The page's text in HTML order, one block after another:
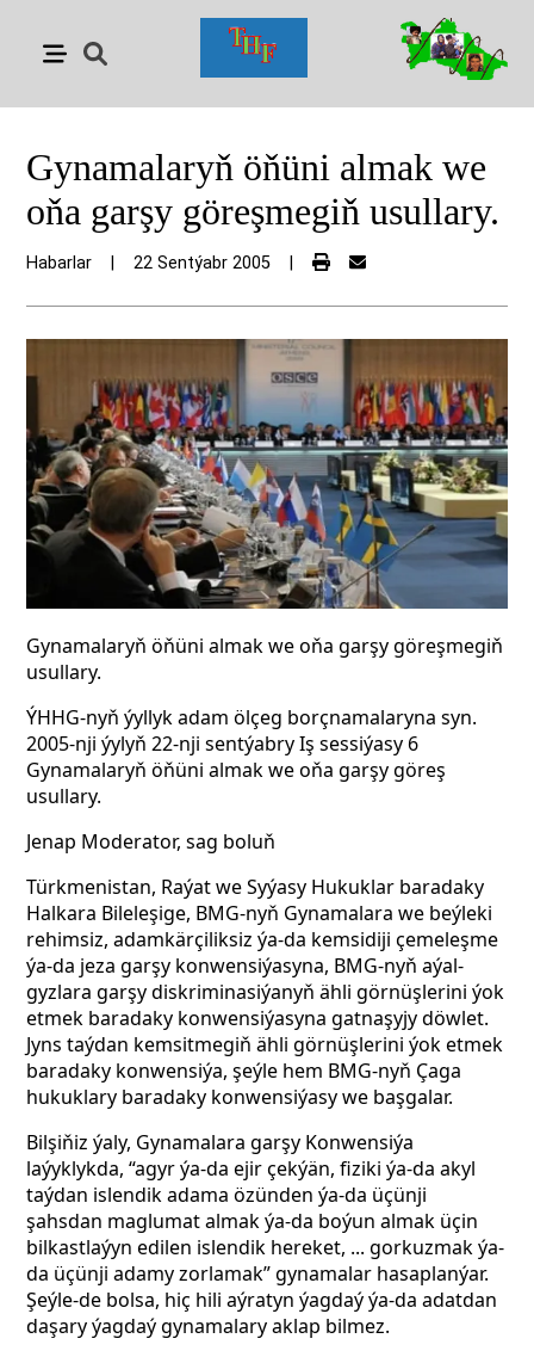
Gynamalaryň öňüni almak we
oňa garşy göreşmegiň usullary.
Habarlar 22 Sentýabr 2005
Gynamalaryň öňüni almak we oňa garşy göreşmegiň
usullary.
ÝHHG-nyň ýyllyk adam ölçeg borçnamalaryna syn.
2005-nji ýylyň 22-nji sentýabry Iş sessiýasy 6
Gynamalaryň öňüni almak we oňa garşy göreş
usullary.
Jenap Moderator, sag boluň
Türkmenistan, Raýat we Syýasy Hukuklar baradaky
Halkara Bileleşige, BMG-nyň Gynamalara we beýleki
rehimsiz, adamkärçiliksiz ýa-da kemsidiji çemeleşme
ýa-da jeza garşy konwensiýasyna, BMG-nyň aýal-
gyzlara garşy diskriminasiýanyň ähli görnüşlerini ýok
etmek baradaky konwensiýasyna gatnaşyjy döwlet.
Jyns taýdan kemsitmegiň ähli görnüşlerini ýok etmek
baradaky konwensiýa, şeýle hem BMG-nyň Çaga
hukuklary baradaky konwensiýasy we başgalar.
Bilşiňiz ýaly, Gynamalara garşy Konwensiýa
laýyklykda, “agyr ýa-da ejir çekýän, fiziki ýa-da akyl
taýdan islendik adama özünden ýa-da üçünji
şahsdan maglumat almak ýa-da boýun almak üçin
bilkastlaýyn edilen islendik hereket, ... gorkuzmak ýa-
da üçünji adamy zorlamak” gynamalar hasaplanýar.
Şeýle-de bolsa, hiç hili aýratyn ýagdaý ýa-da adatdan
daşary ýagdaý gynamalary aklap bilmez.